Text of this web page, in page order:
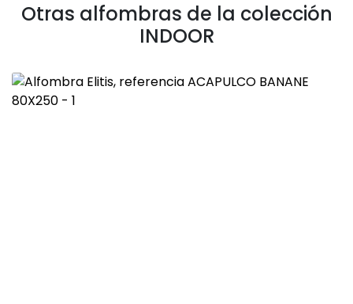
Otras alfombras de la colección
INDOOR